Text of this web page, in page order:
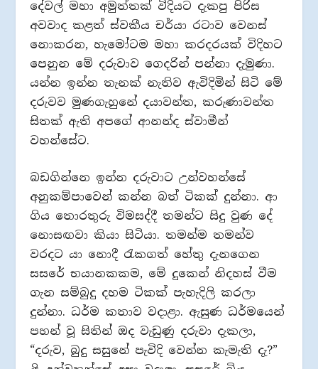
දේවල් මහා අමුත්තක් විදියට දැකපු පිරිස
අවවාද කළත් ස්වකීය චර්යා රටාව වෙනස්
නොකරන, හැමෝටම මහා කරදරයක් විදිහට
පෙනුන මේ දරුවාව ගෙදරින් පන්නා දැමුණා.
යන්න ඉන්න තැනක් නැතිව ඇවිදිමින් සිටි මේ
දරුවව මුණගැහුනේ දයාවන්ත, කරුණාවන්ත
සිතක් ඇති අපගේ ආනන්ද ස්වාමීන්
වහන්සේට.
බඩගින්නෙ ඉන්න දරුවාට උන්වහන්සේ
අනුකම්පාවෙන් කන්න බත් ටිකක් දුන්නා. ආ
ගිය තොරතුරු විමසද්දී තමන්ට සිදු වුණ දේ
නොසඟවා කියා සිටියා. තමන්ම තමන්ව
වරදට යා නොදී රැකගත් හේතු දැනගෙන
සසරේ භයානකකම, මේ දුකෙන් නිදහස් වීම
ගැන සම්බුදු දහම ටිකක් පැහැදිලි කරලා
දුන්නා. ධර්ම කතාව වදාළා. ඇසුණ ධර්මයෙන්
පහන් වූ සිතින් ඔද වැඩුණු දරුවා දැකලා,
“දරුව, බුදු සසුනේ පැවිදි වෙන්න කැමැති දැ?”